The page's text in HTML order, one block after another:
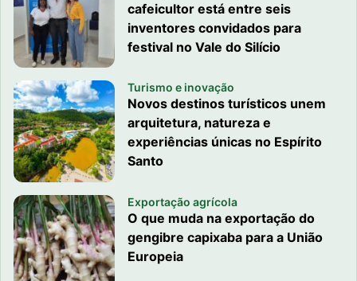
cafeicultor está entre seis
inventores convidados para
festival no Vale do Silício
Turismo e inovação
Novos destinos turísticos unem
arquitetura, natureza e
experiências únicas no Espírito
Santo
Exportação agrícola
O que muda na exportação do
gengibre capixaba para a União
Europeia